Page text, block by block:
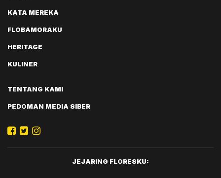
KATA MEREKA
FLOBAMORAKU
HERITAGE
KULINER
TENTANG KAMI
PEDOMAN MEDIA SIBER
JEJARING FLORESKU: